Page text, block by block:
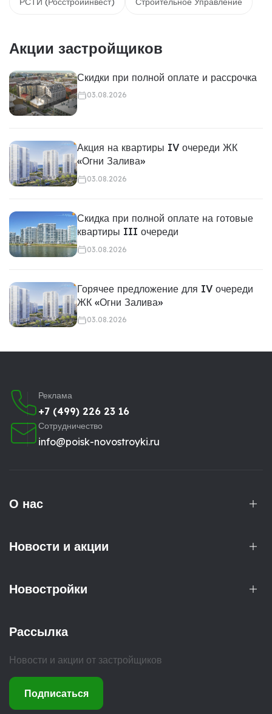
Акции застройщиков
Скидки при полной оплате и рассрочка
03.08.2026
Акция на квартиры IV очереди ЖК
«Огни Залива»
03.08.2026
Скидка при полной оплате на готовые
квартиры III очереди
03.08.2026
Горячее предложение для IV очереди
ЖК «Огни Залива»
03.08.2026
Реклама
+7 (499) 226 23 16
Сотрудничество
info@poisk-novostroyki.ru
О нас
Новости и акции
Новостройки
Рассылка
Новости и акции от застройщиков
Подписаться